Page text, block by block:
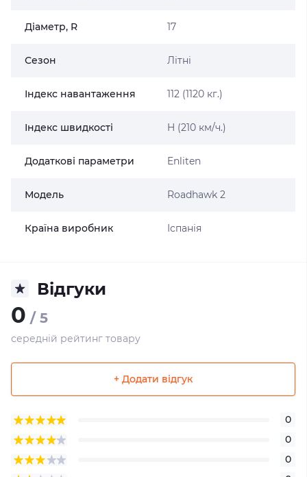
Діаметр, R 17
Сезон Літні
Індекс навантаження 112 (1120 кг.)
Індекс швидкості H (210 км/ч.)
Додаткові параметри Enliten
Модель Roadhawk 2
Країна виробник Іспанія
Відгуки
0 / 5
середній рейтинг товару
+ Додати відгук
0
0
0